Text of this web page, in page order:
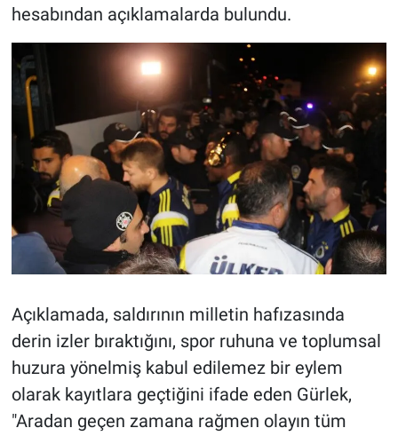
hesabından açıklamalarda bulundu.
Açıklamada, saldırının milletin hafızasında
derin izler bıraktığını, spor ruhuna ve toplumsal
huzura yönelmiş kabul edilemez bir eylem
olarak kayıtlara geçtiğini ifade eden Gürlek,
"Aradan geçen zamana rağmen olayın tüm